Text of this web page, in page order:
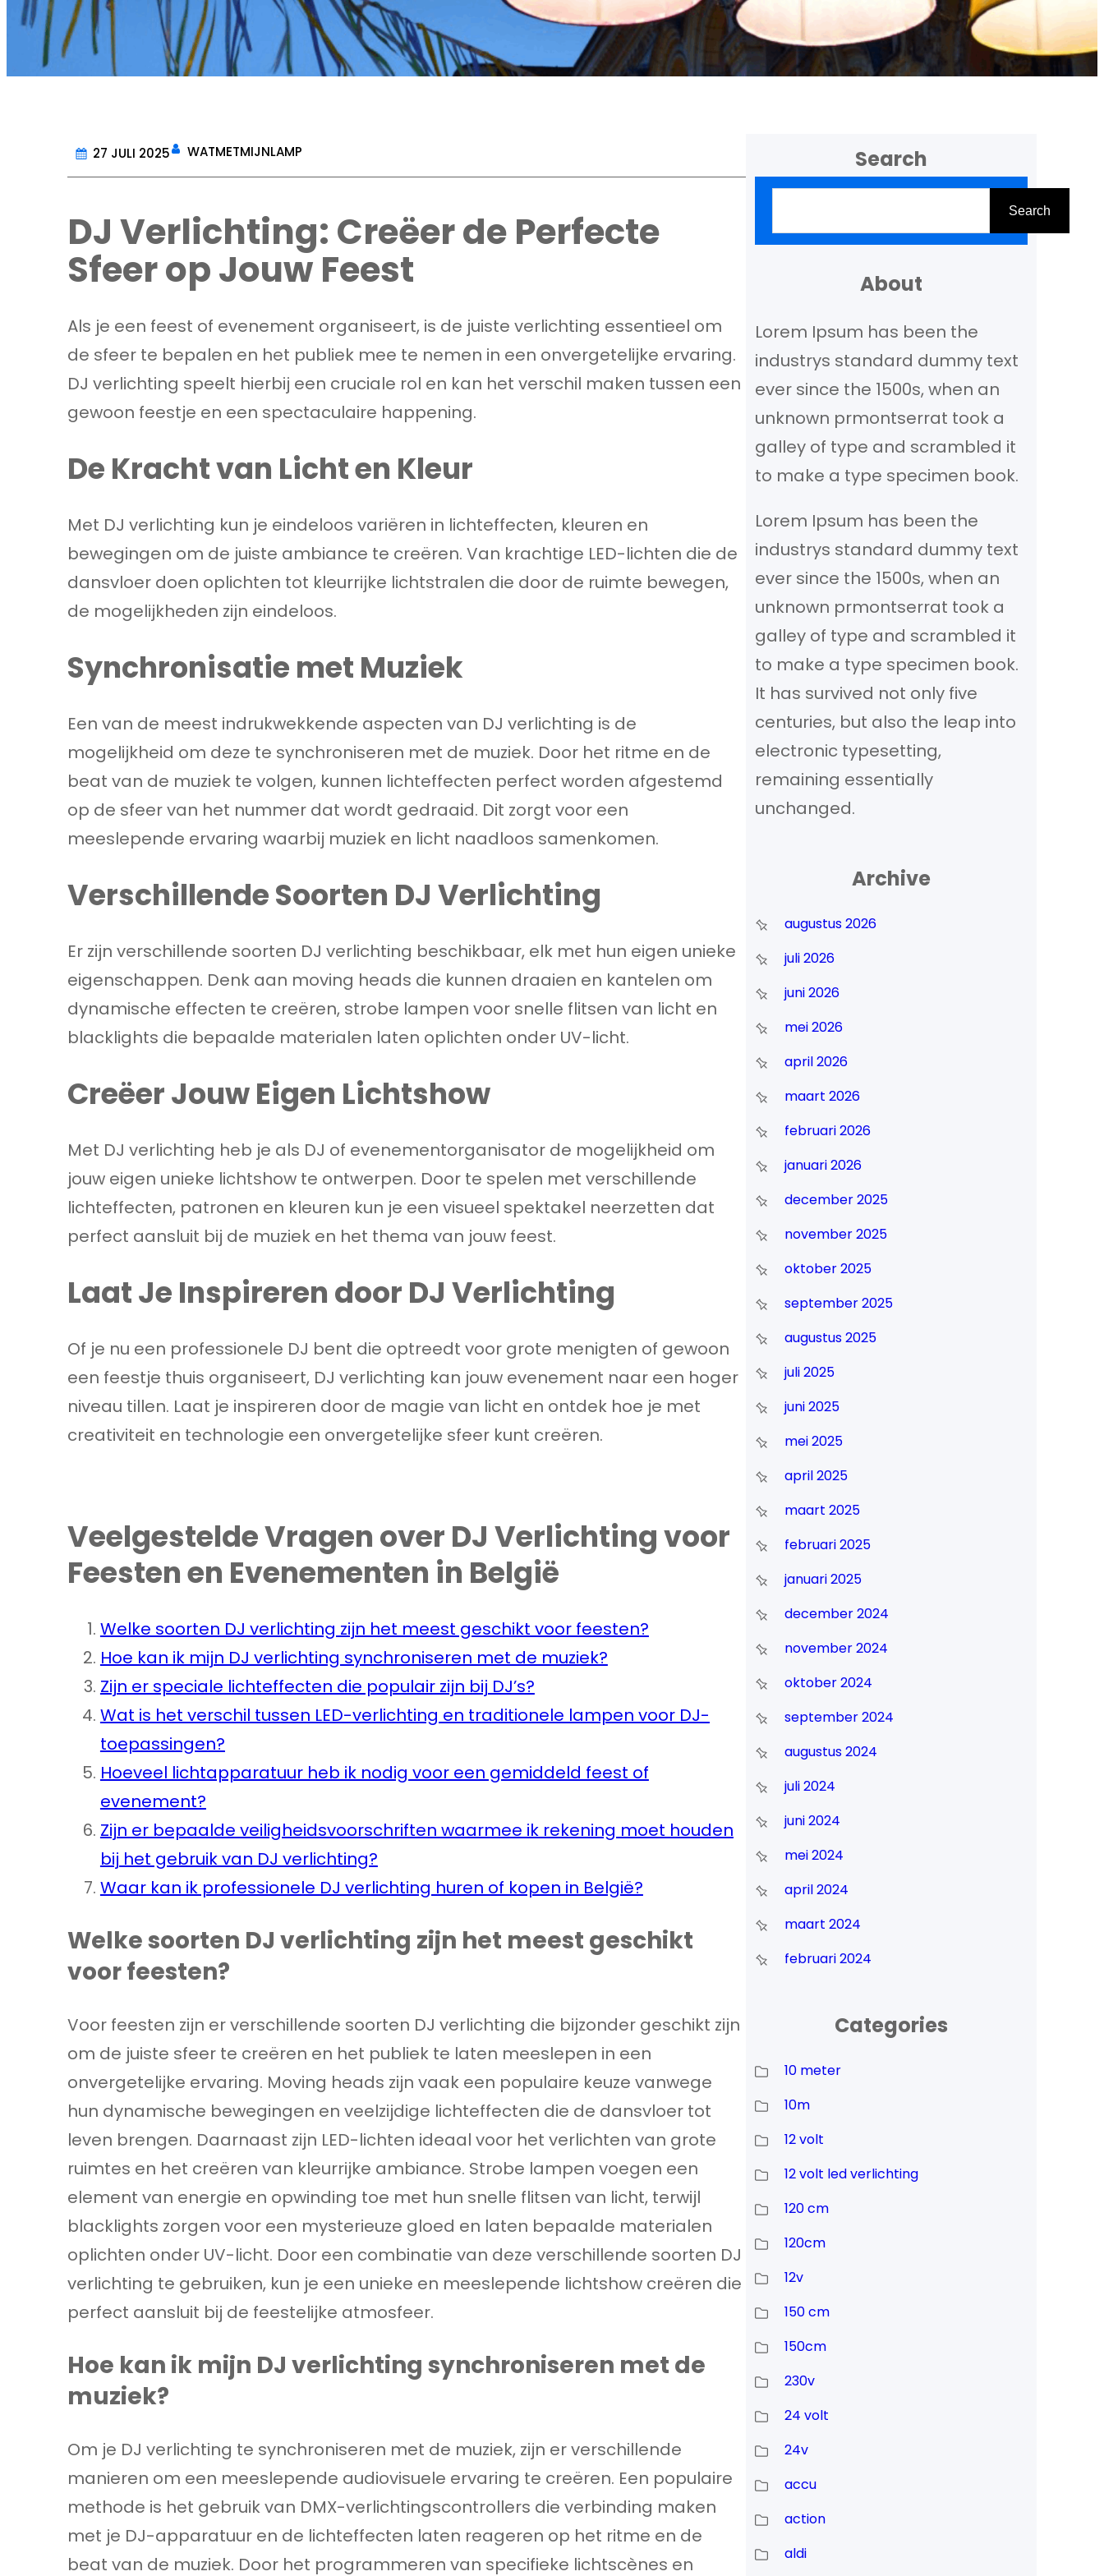
27 JULI 2025 WATMETMIJNLAMP
DJ Verlichting: Creëer de Perfecte
Sfeer op Jouw Feest
Als je een feest of evenement organiseert, is de juiste verlichting essentieel om
de sfeer te bepalen en het publiek mee te nemen in een onvergetelijke ervaring.
DJ verlichting speelt hierbij een cruciale rol en kan het verschil maken tussen een
gewoon feestje en een spectaculaire happening.
De Kracht van Licht en Kleur
Met DJ verlichting kun je eindeloos variëren in lichteffecten, kleuren en
bewegingen om de juiste ambiance te creëren. Van krachtige LED-lichten die de
dansvloer doen oplichten tot kleurrijke lichtstralen die door de ruimte bewegen,
de mogelijkheden zijn eindeloos.
Synchronisatie met Muziek
Een van de meest indrukwekkende aspecten van DJ verlichting is de
mogelijkheid om deze te synchroniseren met de muziek. Door het ritme en de
beat van de muziek te volgen, kunnen lichteffecten perfect worden afgestemd
op de sfeer van het nummer dat wordt gedraaid. Dit zorgt voor een
meeslepende ervaring waarbij muziek en licht naadloos samenkomen.
Verschillende Soorten DJ Verlichting
Er zijn verschillende soorten DJ verlichting beschikbaar, elk met hun eigen unieke
eigenschappen. Denk aan moving heads die kunnen draaien en kantelen om
dynamische effecten te creëren, strobe lampen voor snelle flitsen van licht en
blacklights die bepaalde materialen laten oplichten onder UV-licht.
Creëer Jouw Eigen Lichtshow
Met DJ verlichting heb je als DJ of evenementorganisator de mogelijkheid om
jouw eigen unieke lichtshow te ontwerpen. Door te spelen met verschillende
lichteffecten, patronen en kleuren kun je een visueel spektakel neerzetten dat
perfect aansluit bij de muziek en het thema van jouw feest.
Laat Je Inspireren door DJ Verlichting
Of je nu een professionele DJ bent die optreedt voor grote menigten of gewoon
een feestje thuis organiseert, DJ verlichting kan jouw evenement naar een hoger
niveau tillen. Laat je inspireren door de magie van licht en ontdek hoe je met
creativiteit en technologie een onvergetelijke sfeer kunt creëren.
Veelgestelde Vragen over DJ Verlichting voor
Feesten en Evenementen in België
Welke soorten DJ verlichting zijn het meest geschikt voor feesten?
Hoe kan ik mijn DJ verlichting synchroniseren met de muziek?
Zijn er speciale lichteffecten die populair zijn bij DJ’s?
Wat is het verschil tussen LED-verlichting en traditionele lampen voor DJ-
toepassingen?
Hoeveel lichtapparatuur heb ik nodig voor een gemiddeld feest of
evenement?
Zijn er bepaalde veiligheidsvoorschriften waarmee ik rekening moet houden
bij het gebruik van DJ verlichting?
Waar kan ik professionele DJ verlichting huren of kopen in België?
Welke soorten DJ verlichting zijn het meest geschikt
voor feesten?
Voor feesten zijn er verschillende soorten DJ verlichting die bijzonder geschikt zijn
om de juiste sfeer te creëren en het publiek te laten meeslepen in een
onvergetelijke ervaring. Moving heads zijn vaak een populaire keuze vanwege
hun dynamische bewegingen en veelzijdige lichteffecten die de dansvloer tot
leven brengen. Daarnaast zijn LED-lichten ideaal voor het verlichten van grote
ruimtes en het creëren van kleurrijke ambiance. Strobe lampen voegen een
element van energie en opwinding toe met hun snelle flitsen van licht, terwijl
blacklights zorgen voor een mysterieuze gloed en laten bepaalde materialen
oplichten onder UV-licht. Door een combinatie van deze verschillende soorten DJ
verlichting te gebruiken, kun je een unieke en meeslepende lichtshow creëren die
perfect aansluit bij de feestelijke atmosfeer.
Hoe kan ik mijn DJ verlichting synchroniseren met de
muziek?
Om je DJ verlichting te synchroniseren met de muziek, zijn er verschillende
manieren om een meeslepende audiovisuele ervaring te creëren. Een populaire
methode is het gebruik van DMX-verlichtingscontrollers die verbinding maken
met je DJ-apparatuur en de lichteffecten laten reageren op het ritme en de
beat van de muziek. Door het programmeren van specifieke lichtscènes en
Search
e
n
Search
About
Lorem Ipsum has been the
industrys standard dummy text
ever since the 1500s, when an
unknown prmontserrat took a
galley of type and scrambled it
to make a type specimen book.
Lorem Ipsum has been the
industrys standard dummy text
ever since the 1500s, when an
unknown prmontserrat took a
galley of type and scrambled it
to make a type specimen book.
It has survived not only five
centuries, but also the leap into
electronic typesetting,
remaining essentially
unchanged.
Archive
augustus 2026
juli 2026
juni 2026
mei 2026
april 2026
maart 2026
februari 2026
januari 2026
december 2025
november 2025
oktober 2025
september 2025
augustus 2025
juli 2025
juni 2025
mei 2025
april 2025
maart 2025
februari 2025
januari 2025
december 2024
november 2024
oktober 2024
september 2024
augustus 2024
juli 2024
juni 2024
mei 2024
april 2024
maart 2024
februari 2024
Categories
10 meter
10m
12 volt
12 volt led verlichting
120 cm
120cm
12v
150 cm
150cm
230v
24 volt
24v
accu
action
aldi